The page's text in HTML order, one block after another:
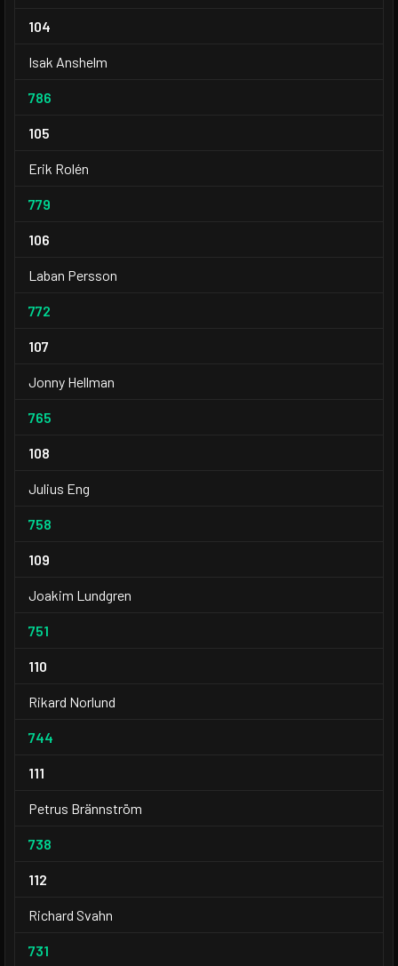
104
Isak Anshelm
786
105
Erik Rolén
779
106
Laban Persson
772
107
Jonny Hellman
765
108
Julius Eng
758
109
Joakim Lundgren
751
110
Rikard Norlund
744
111
Petrus Brännström
738
112
Richard Svahn
731